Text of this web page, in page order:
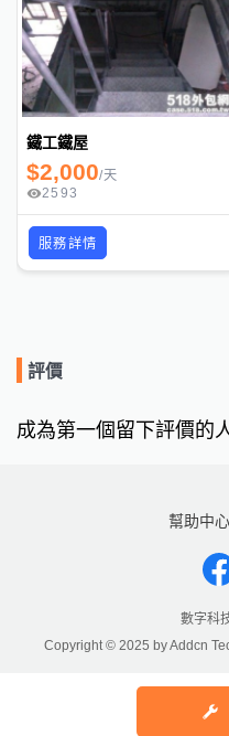
鐵工鐵屋
$2,000/天
2593
服務詳情
評價
成為第一個留下評價的
幫助中心
數字科
Copyright © 2025 by Addcn